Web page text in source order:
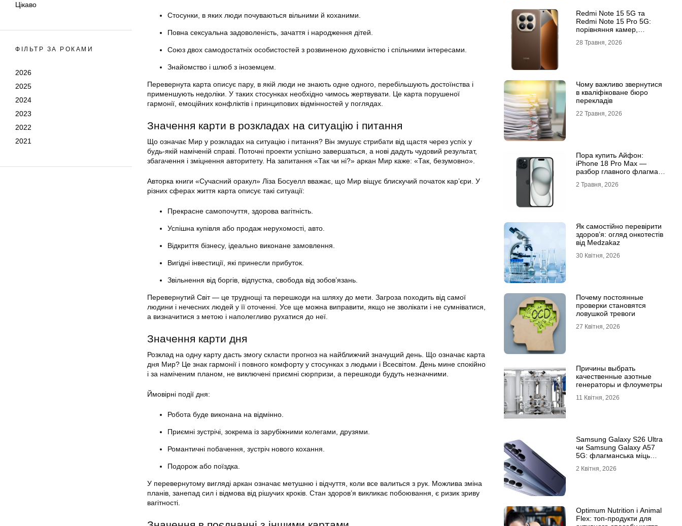
Цікаво
ФІЛЬТР ЗА РОКАМИ
2026
2025
2024
2023
2022
2021
Стосунки, в яких люди почуваються вільними й коханими.
Повна сексуальна задоволеність, зачаття і народження дітей.
Союз двох самодостатніх особистостей з розвиненою духовністю і спільними інтересами.
Знайомство і шлюб з іноземцем.
Перевернута карта описує пару, в якій люди не знають одне одного, перебільшують достоїнства і
применшують недоліки. У таких стосунках необхідно чимось жертвувати. Це карта порушеної
гармонії, емоційних конфліктів і принципових відмінностей у поглядах.
Значення карти в розкладах на ситуацію і питання
Що означає Мир у розкладах на ситуацію і питання? Він змушує стрибати від щастя через успіх у
будь-якій наміченій справі. Поточні проекти успішно завершаться, а нові дадуть чудовий результат,
збагачення і зміцнення авторитету. На запитання «Так чи ні?» аркан Мир каже: «Так, безумовно».
Авторка книги «Сучасний оракул» Ліза Босуелл вважає, що Мир віщує блискучий початок кар’єри. У
різних сферах життя карта описує такі ситуації:
Прекрасне самопочуття, здорова вагітність.
Успішна купівля або продаж нерухомості, авто.
Відкриття бізнесу, ідеально виконане замовлення.
Вигідні інвестиції, які принесли прибуток.
Звільнення від боргів, відпустка, свобода від зобов’язань.
Перевернутий Світ — це труднощі та перешкоди на шляху до мети. Загроза походить від самої
людини і нечесних людей у її оточенні. Усе ще можна виправити, якщо не зволікати і не сумніватися,
а визначитися з метою і наполегливо рухатися до неї.
Значення карти дня
Розклад на одну карту дасть змогу скласти прогноз на найближчий значущий день. Що означає карта
дня Мир? Це знак гармонії і повного комфорту у стосунках з людьми і Всесвітом. День мине спокійно
і за наміченим планом, не виключені приємні сюрпризи, а перешкоди будуть незначними.
Ймовірні події дня:
Робота буде виконана на відмінно.
Приємні зустрічі, зокрема із зарубіжними колегами, друзями.
Романтичні побачення, зустріч нового кохання.
Подорож або поїздка.
У перевернутому вигляді аркан означає метушню і відчуття, коли все валиться з рук. Можлива зміна
планів, занепад сил і відмова від рішучих кроків. Стан здоров’я викликає побоювання, є ризик зриву
вагітності.
Redmi Note 15 5G та
Redmi Note 15 Pro 5G:
порівняння камер,
продуктивності
28 Травня, 2026
Чому важливо звернутися
в кваліфіковане бюро
перекладів
22 Травня, 2026
Пора купить Айфон:
iPhone 18 Pro Max —
разбор главного флагмана
2 Травня, 2026
Як самостійно перевірити
здоров’я: огляд онкотестів
від Medzakaz
30 Квітня, 2026
Почему постоянные
проверки становятся
ловушкой тревоги
27 Квітня, 2026
Причины выбрать
качественные азотные
генераторы и флоуметры
11 Квітня, 2026
Samsung Galaxy S26 Ultra
чи Samsung Galaxy A57
5G: флагманська міць
2 Квітня, 2026
Optimum Nutrition і Animal
Flex: топ-продукти для